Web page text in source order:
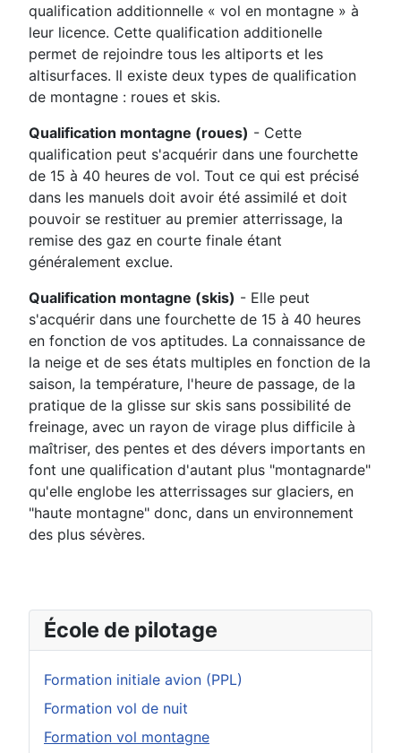
École de pilotage
Formation initiale avion (PPL)
Formation vol de nuit
Formation vol montagne
qualification additionnelle « vol en montagne » à
leur licence. Cette qualification additionelle
permet de rejoindre tous les altiports et les
altisurfaces. Il existe deux types de qualification
de montagne : roues et skis.
Qualification montagne (roues) - Cette
qualification peut s'acquérir dans une fourchette
de 15 à 40 heures de vol. Tout ce qui est précisé
dans les manuels doit avoir été assimilé et doit
pouvoir se restituer au premier atterrissage, la
remise des gaz en courte finale étant
généralement exclue.
Qualification montagne (skis) - Elle peut
s'acquérir dans une fourchette de 15 à 40 heures
en fonction de vos aptitudes. La connaissance de
la neige et de ses états multiples en fonction de la
saison, la température, l'heure de passage, de la
pratique de la glisse sur skis sans possibilité de
freinage, avec un rayon de virage plus difficile à
maîtriser, des pentes et des dévers importants en
font une qualification d'autant plus "montagnarde"
qu'elle englobe les atterrissages sur glaciers, en
"haute montagne" donc, dans un environnement
des plus sévères.